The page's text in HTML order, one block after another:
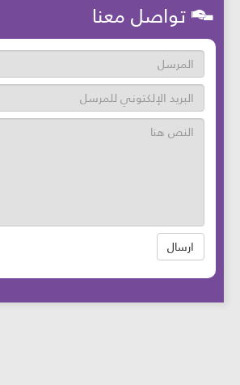
تواصل معنا
ارسال